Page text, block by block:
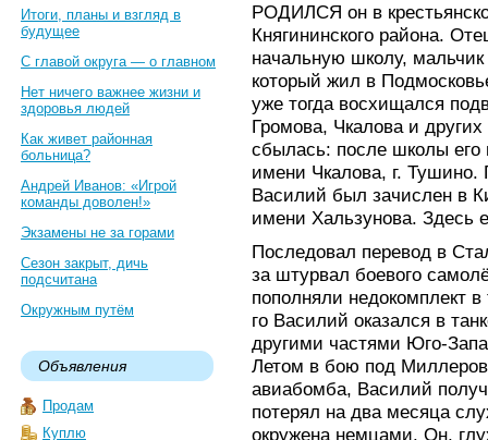
Итоги, планы и взгляд в
будущее
С главой округа — о главном
Нет ничего важнее жизни и
здоровья людей
Как живет районная
больница?
Андрей Иванов: «Игрой
команды доволен!»
Экзамены не за горами
Сезон закрыт, дичь
подсчитана
Окружным путём
Объявления
Продам
Куплю
РОДИЛСЯ он в
Княгининского района.
начальную школу,
который жил в
уже тогда восхищался
Громова, Чкалова и
сбылась: после школы
имени Чкалова, г. Тушино.
Василий был зачислен в
имени Хальзунова. Здесь
Последовал перевод в
за штурвал боевого
пополняли недокомплект
го Василий оказался в
другими частями Юго-
Летом в бою под
авиабомба, Василий
потерял на два месяца
окружена немцами. Он,